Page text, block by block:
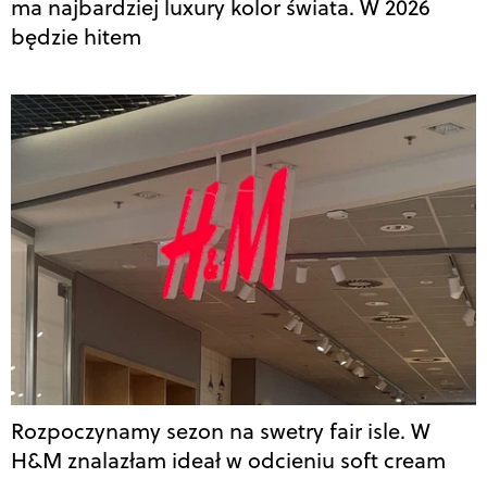
ma najbardziej luxury kolor świata. W 2026
będzie hitem
Rozpoczynamy sezon na swetry fair isle. W
H&M znalazłam ideał w odcieniu soft cream